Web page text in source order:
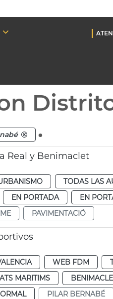
.
Real y Benimaclet
TODAS LAS
EN PORTADA EN
PAVIMENTACIÓ
WEB FDM
MARITIMS
PILAR BERNABÉ